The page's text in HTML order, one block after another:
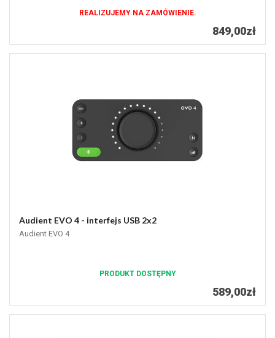
REALIZUJEMY NA ZAMÓWIENIE.
849,00zł
Audient EVO 4 - interfejs USB 2x2
Audient EVO 4
PRODUKT DOSTĘPNY
589,00zł